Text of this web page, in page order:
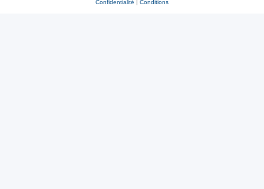
Confidentialité | Conditions